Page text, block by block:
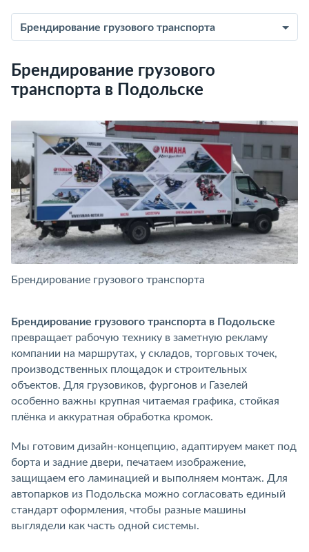
Брендирование грузового транспорта
Брендирование грузового
транспорта в Подольске
Брендирование грузового транспорта
Брендирование грузового транспорта в Подольске
превращает рабочую технику в заметную рекламу
компании на маршрутах, у складов, торговых точек,
производственных площадок и строительных
объектов. Для грузовиков, фургонов и Газелей
особенно важны крупная читаемая графика, стойкая
плёнка и аккуратная обработка кромок.
Мы готовим дизайн-концепцию, адаптируем макет под
борта и задние двери, печатаем изображение,
защищаем его ламинацией и выполняем монтаж. Для
автопарков из Подольска можно согласовать единый
стандарт оформления, чтобы разные машины
выглядели как часть одной системы.